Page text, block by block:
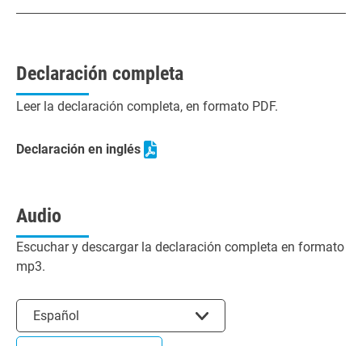
Declaración completa
Leer la declaración completa, en formato PDF.
Declaración en inglés
Audio
Escuchar y descargar la declaración completa en formato
mp3.
Seleccionar el idioma
Español